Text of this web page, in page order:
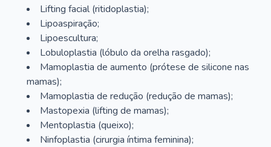
Lifting facial (ritidoplastia);
Lipoaspiração;
Lipoescultura;
Lobuloplastia (lóbulo da orelha rasgado);
Mamoplastia de aumento (prótese de silicone nas
mamas);
Mamoplastia de redução (redução de mamas);
Mastopexia (lifting de mamas);
Mentoplastia (queixo);
Ninfoplastia (cirurgia íntima feminina);